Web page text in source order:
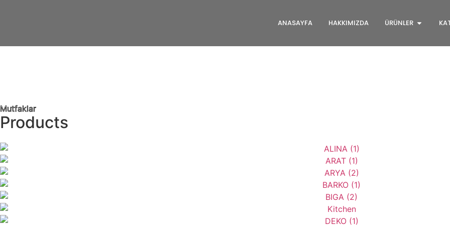
ANASAYFA HAKKIMIZDA ÜRÜNLER
Mutfaklar
Products
ARAT
ARYA
BARKO
BIGA
CLASSIC
DEKO
DURU